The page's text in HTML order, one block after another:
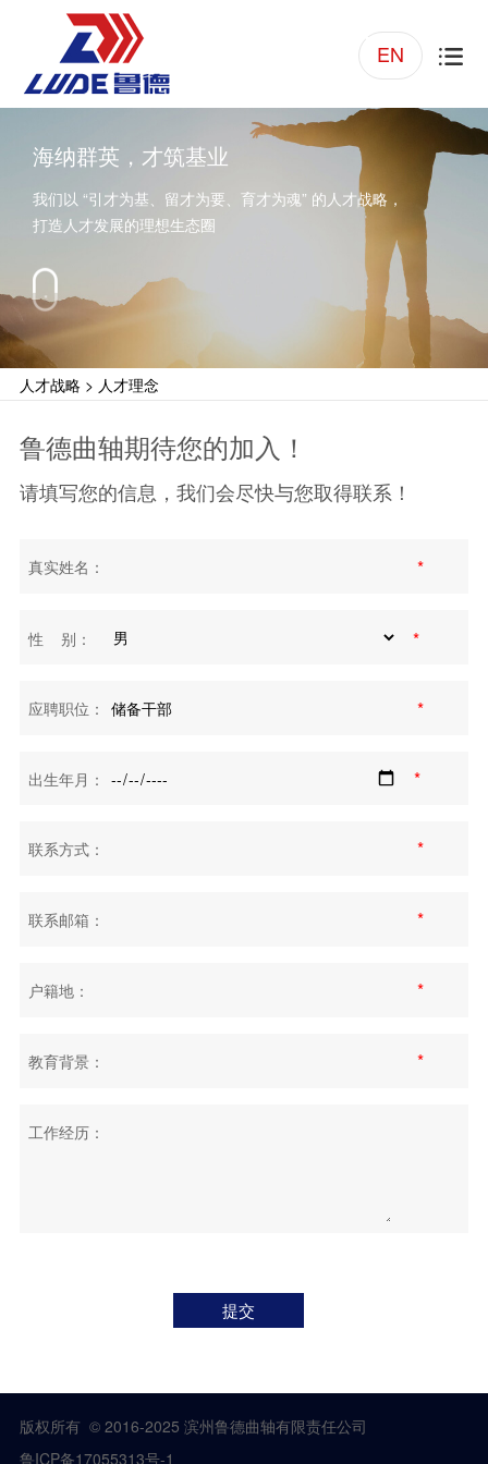

EN
海纳群英，才筑基业
我们以 “引才为基、留才为要、育才为魂” 的人才战略，
打造人才发展的理想生态圈
人才战略 > 人才理念
鲁德曲轴期待您的加入！
请填写您的信息，我们会尽快与您取得联系！
真实姓名： *
性 别： *
应聘职位： *
出生年月： *
联系方式： *
联系邮箱： *
户籍地： *
教育背景： *
工作经历：
提交
版权所有 © 2016-2025 滨州鲁德曲轴有限责任公司
鲁ICP备17055313号-1